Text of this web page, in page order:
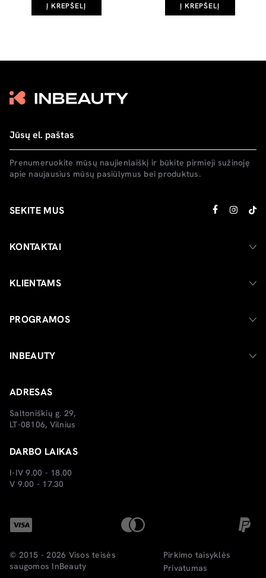
Į KREPŠELĮ Į KREPŠELĮ
Prenumeruokite mūsų naujienlaiškį ir būkite pirmieji sužinoję
apie naujausius mūsų pasiūlymus bei produktus.
SEKITE MUS
KONTAKTAI
KLIENTAMS
PROGRAMOS
INBEAUTY
ADRESAS
Saltoniškių g. 29,
LT-08106, Vilnius
DARBO LAIKAS
I-IV 9.00 - 18.00
V 9.00 - 17.30
© 2015 - 2026 Visos teisės
saugomos InBeauty
Pirkimo taisyklės
Privatumas